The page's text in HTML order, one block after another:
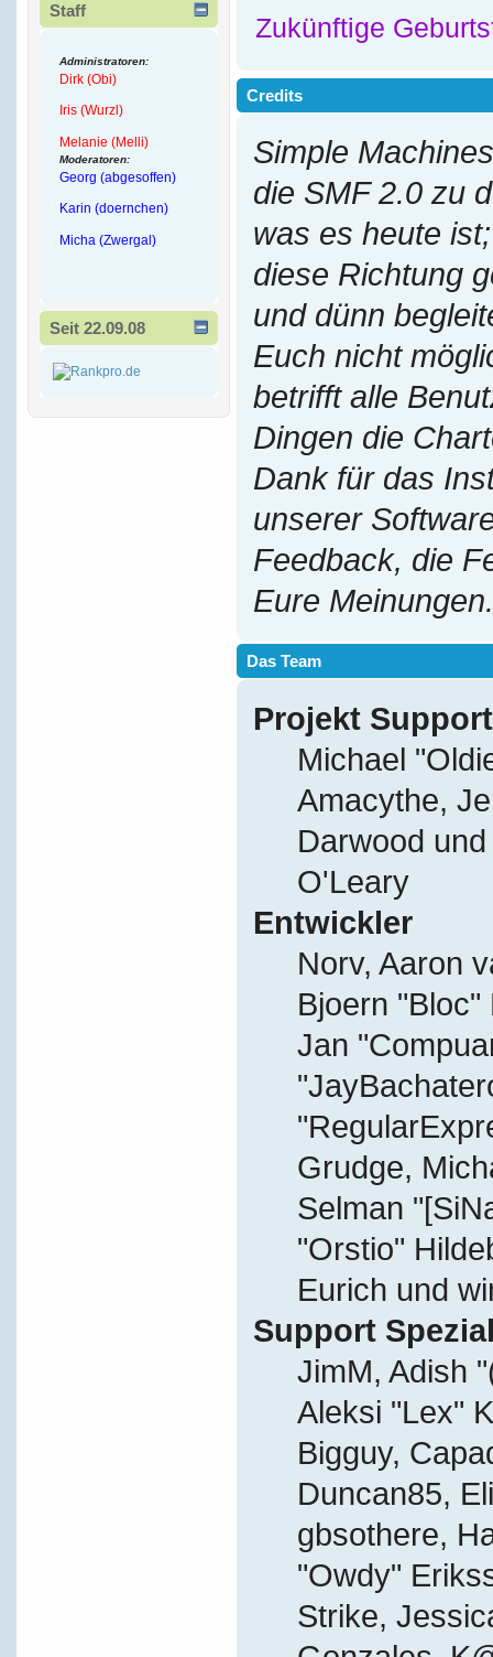
Staff
Administratoren:
Dirk (Obi)
Iris (Wurzl)
Melanie (Melli)
Moderatoren:
Georg (abgesoffen)
Karin (doernchen)
Micha (Zwergal)
Seit 22.09.08
Zukünftige
Credits
Simple
die SMF 2.0 zu
was es heute
diese Richtung
und dünn
Euch nicht
betrifft alle
Dingen die
Dank für das
unserer
Feedback, die
Eure Meinungen.
Das Team
Projekt Support
Michael
Amacythe,
Darwood
O'Leary
Entwickler
Norv, Aaron
Bjoern
Jan
Grudge,
Selman
"Orstio"
Eurich und
Support
JimM, Adish
Aleksi "Lex"
Bigguy,
Duncan85,
gbsothere,
"Owdy"
Strike,